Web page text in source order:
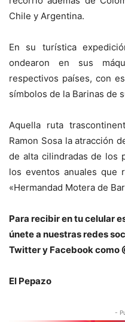
Chile y Argentina.
En su turística
ondearon en sus
respectivos países, con
símbolos de la Barinas de
Aquella ruta
Ramon Sosa la atracción
de alta cilindradas de los
los eventos anuales que
«Hermandad Motera de
Para recibir en tu celular
únete a nuestras redes
Twitter y Facebook como
El Pepazo
-